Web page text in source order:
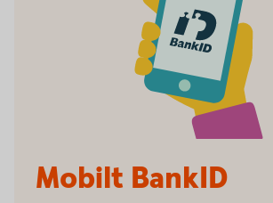
Mobilt BankID